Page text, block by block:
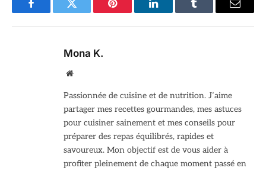
FacebookTwitter Pinterest LinkedInTumblr Email
Mona K.
Site
Passionnée de cuisine et de nutrition. J’aime
partager mes recettes gourmandes, mes astuces
pour cuisiner sainement et mes conseils pour
préparer des repas équilibrés, rapides et
savoureux. Mon objectif est de vous aider à
profiter pleinement de chaque moment passé en